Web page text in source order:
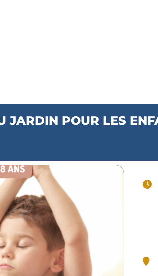
JARDIN POUR LES